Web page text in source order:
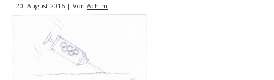
20. August 2016 | Von Achim